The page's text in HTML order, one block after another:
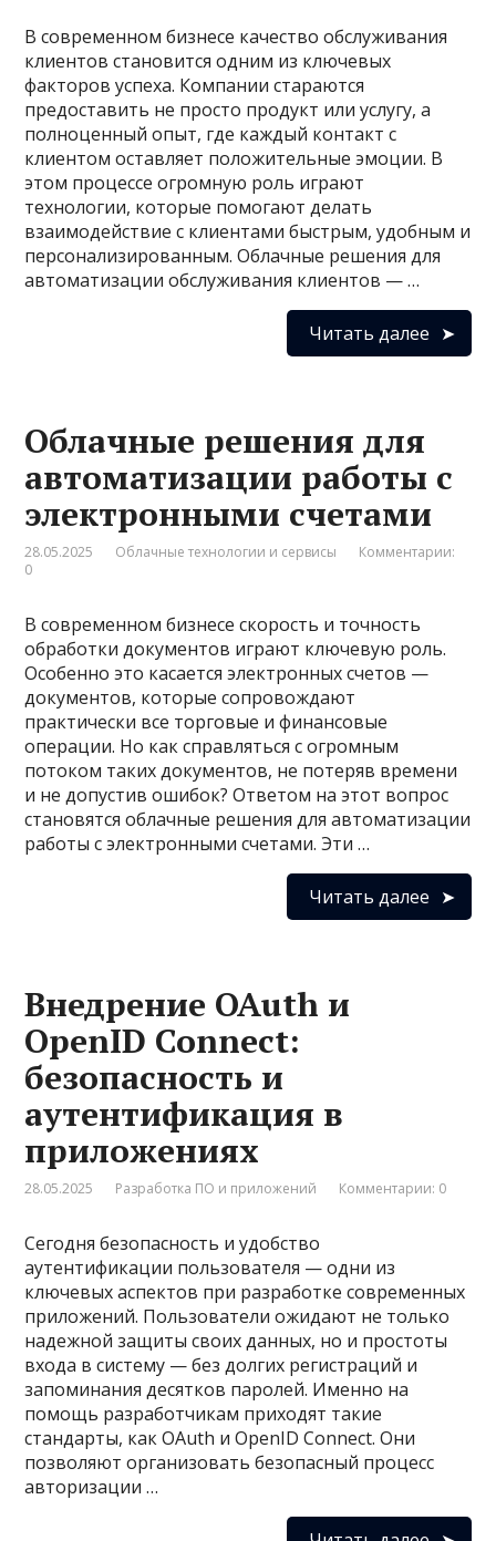
В современном бизнесе качество обслуживания
клиентов становится одним из ключевых
факторов успеха. Компании стараются
предоставить не просто продукт или услугу, а
полноценный опыт, где каждый контакт с
клиентом оставляет положительные эмоции. В
этом процессе огромную роль играют
технологии, которые помогают делать
взаимодействие с клиентами быстрым, удобным и
персонализированным. Облачные решения для
автоматизации обслуживания клиентов — …
Читать далее
Облачные решения для
автоматизации работы с
электронными счетами
28.05.2025 Облачные технологии и сервисы
Комментарии:
0
В современном бизнесе скорость и точность
обработки документов играют ключевую роль.
Особенно это касается электронных счетов —
документов, которые сопровождают
практически все торговые и финансовые
операции. Но как справляться с огромным
потоком таких документов, не потеряв времени
и не допустив ошибок? Ответом на этот вопрос
становятся облачные решения для автоматизации
работы с электронными счетами. Эти …
Читать далее
Внедрение OAuth и
OpenID Connect:
безопасность и
аутентификация в
приложениях
28.05.2025 Разработка ПО и приложений Комментарии: 0
Сегодня безопасность и удобство
аутентификации пользователя — одни из
ключевых аспектов при разработке современных
приложений. Пользователи ожидают не только
надежной защиты своих данных, но и простоты
входа в систему — без долгих регистраций и
запоминания десятков паролей. Именно на
помощь разработчикам приходят такие
стандарты, как OAuth и OpenID Connect. Они
позволяют организовать безопасный процесс
авторизации …